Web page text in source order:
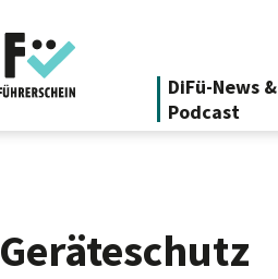
DiFü-News &
Podcast
Geräteschutz